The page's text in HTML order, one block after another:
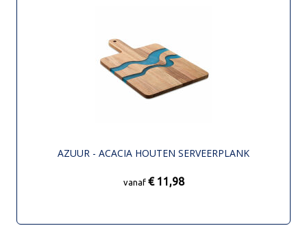
AZUUR - ACACIA HOUTEN SERVEERPLANK
vanaf € 11,98